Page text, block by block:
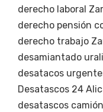
derecho laboral
derecho pensión
derecho trabajo
desamiantado
desatacos
Desatascos 24
desatascos